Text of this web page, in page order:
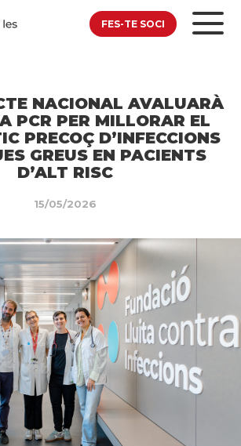
FES-TE SOCI
NACIONAL AVALUARÀ
PCR PER MILLORAR EL
PRECOÇ D’INFECCIONS
GREUS EN PACIENTS
D’ALT RISC
15/05/2026